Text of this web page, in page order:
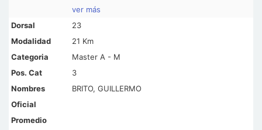
ver más
23
21 Km
Master A - M
3
BRITO, GUILLERMO